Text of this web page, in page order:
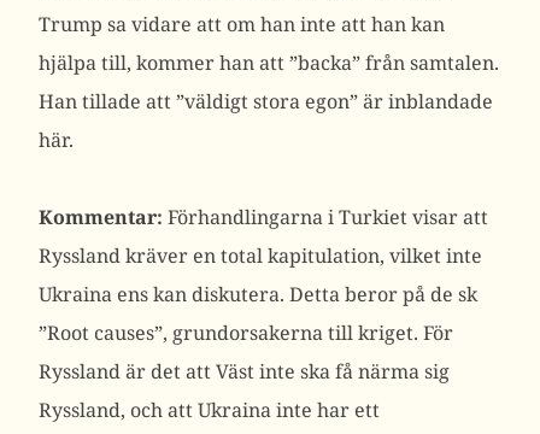
Trump sa vidare att om han inte att han kan
hjälpa till, kommer han att ”backa” från samtalen.
Han tillade att ”väldigt stora egon” är inblandade
här.
Kommentar: Förhandlingarna i Turkiet visar att
Ryssland kräver en total kapitulation, vilket inte
Ukraina ens kan diskutera. Detta beror på de sk
”Root causes”, grundorsakerna till kriget. För
Ryssland är det att Väst inte ska få närma sig
Ryssland, och att Ukraina inte har ett